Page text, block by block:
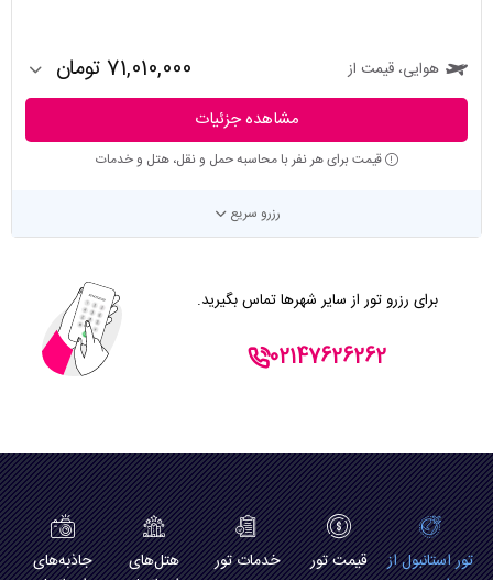
هوایی، قیمت از 71,010,000 تومان
مشاهده جزئیات
قیمت برای هر نفر با محاسبه حمل و نقل، هتل و خدمات
رزرو سریع
برای رزرو تور از سایر شهرها تماس بگیرید.
02147626262
تور استانبول از
قیمت تور خدمات تور
هتل‌های
جاذبه‌های